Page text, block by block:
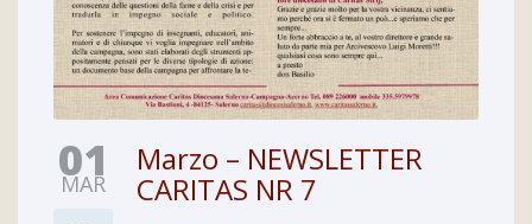
01
MAR
Marzo – NEWSLETTER
CARITAS NR 7